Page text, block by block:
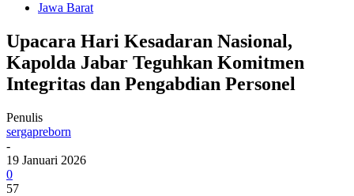
Jawa Barat
Upacara Hari Kesadaran Nasional,
Kapolda Jabar Teguhkan Komitmen
Integritas dan Pengabdian Personel
Penulis
sergapreborn
-
19 Januari 2026
0
57